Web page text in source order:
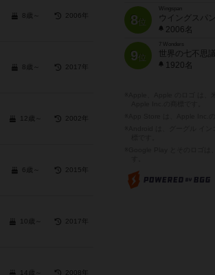
8歳～ 2006年
8歳～ 2017年
12歳～ 2002年
6歳～ 2015年
10歳～ 2017年
14歳～ 2008年
8位
Wingspan
ウイングスパン
2006名
9位
7 Wonders
世界の七不思議
1920名